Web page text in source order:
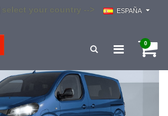
ESPAÑA
0